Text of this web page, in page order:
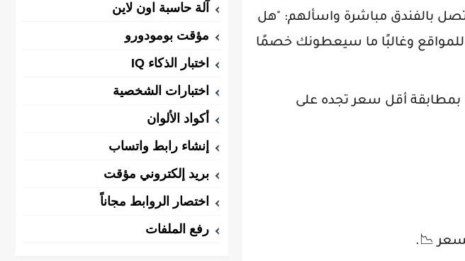
بالفندق مباشرة واسألهم: "هل
وغالبًا ما سيعطونك خصمًا
بمطابقة أقل سعر تجده على
📉.
آلة حاسبة اون لاين
مؤقت بومودورو
اختبار الذكاء IQ
اختبارات الشخصية
أكواد الألوان
إنشاء رابط واتساب
بريد إلكتروني مؤقت
اختصار الروابط مجاناً
رفع الملفات